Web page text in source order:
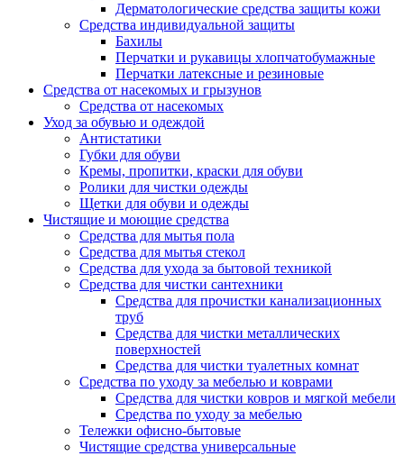
Дерматологические средства защиты кожи
Средства индивидуальной защиты
Бахилы
Перчатки и рукавицы хлопчатобумажные
Перчатки латексные и резиновые
Средства от насекомых и грызунов
Средства от насекомых
Уход за обувью и одеждой
Антистатики
Губки для обуви
Кремы, пропитки, краски для обуви
Ролики для чистки одежды
Щетки для обуви и одежды
Чистящие и моющие средства
Средства для мытья пола
Средства для мытья стекол
Средства для ухода за бытовой техникой
Средства для чистки сантехники
Средства для прочистки канализационных
труб
Средства для чистки металлических
поверхностей
Средства для чистки туалетных комнат
Средства по уходу за мебелью и коврами
Средства для чистки ковров и мягкой мебели
Средства по уходу за мебелью
Тележки офисно-бытовые
Чистящие средства универсальные